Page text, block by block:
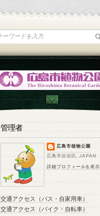
管理者
広島市植物公園
広島市佐伯区, JAPAN
詳細プロフィールを表示
交通アクセス（バス・自家用車）
交通アクセス（バイク・自転車）